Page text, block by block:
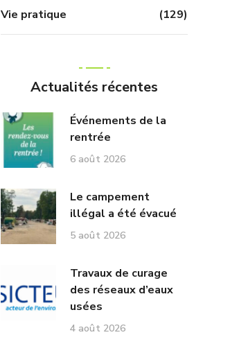
Vie pratique (129)
Actualités récentes
Événements de la
rentrée
6 août 2026
Le campement
illégal a été évacué
5 août 2026
Travaux de curage
des réseaux d’eaux
usées
4 août 2026